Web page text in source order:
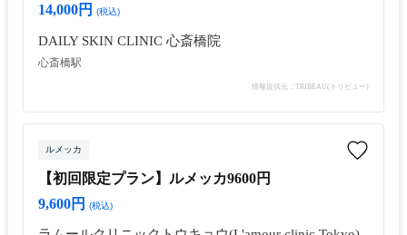
14,000円
(税込)
DAILY SKIN CLINIC 心斎橋院
心斎橋駅
情報提供元：TRIBEAU(トリビュー)
ルメッカ
【初回限定プラン】ルメッカ9600円
9,600円
(税込)